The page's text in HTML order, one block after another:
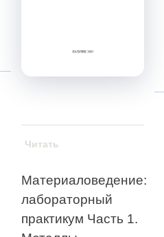
Материаловедение:
лабораторный
практикум Часть 1.
Читать